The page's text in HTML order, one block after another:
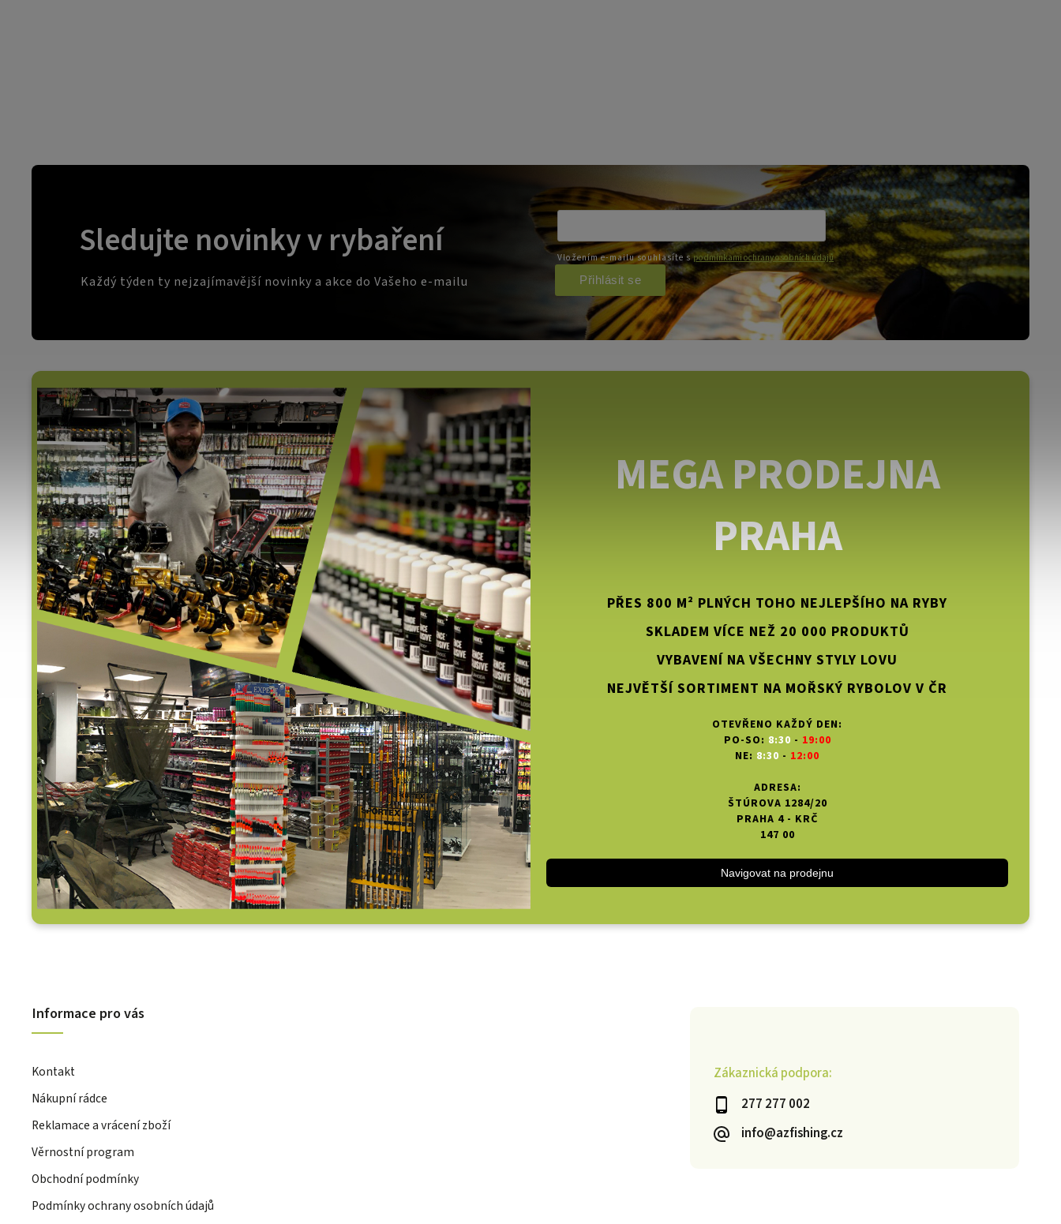
Zákaznická podpora:
277 277 002
info@azfishing.cz
MEGA PRODEJNA
PRAHA
PŘES 800 M² PLNÝCH TOHO NEJLEPŠÍHO NA RYBY
SKLADEM VÍCE NEŽ 20 000 PRODUKTŮ
VYBAVENÍ NA VŠECHNY STYLY LOVU
NEJVĚTŠÍ SORTIMENT NA MOŘSKÝ RYBOLOV V ČR
OTEVŘENO KAŽDÝ DEN:
PO-SO: 8:30 - 19:00
NE: 8:30 - 12:00
ADRESA:
ŠTÚROVA 1284/20
PRAHA 4 - KRČ
147 00
Navigovat na prodejnu
Sledujte novinky v rybaření
Každý týden ty nejzajímavější novinky a akce do Vašeho e-mailu
Vložením e-mailu souhlasíte spodmínkami ochrany osobních údajů
Přihlásit se
Informace pro vás
Kontakt
Nákupní rádce
Reklamace a vrácení zboží
Věrnostní program
Obchodní podmínky
Podmínky ochrany osobních údajů